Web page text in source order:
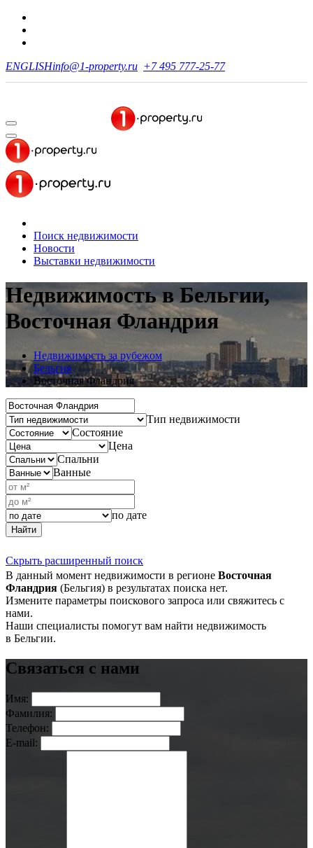
ENGLISHinfo@1-property.ru +7 495 777-25-77
Поиск недвижимости
Новости
Выставки недвижимости
Недвижимость в Бельгии,
Восточная Фландрия
Недвижимость за рубежом
Бельгия
Восточная Фландрия
Тип недвижимости
Состояние
Цена
Спальни
Ванные
по дате
Найти
Скрыть расширенный поиск
В данный момент недвижимости в регионе Восточная
Фландрия (Бельгия) в результатах поиска нет.
Измените параметры поискового запроса или свяжитесь с
нами.
Наши специалисты помогут вам найти недвижимость
в Бельгии.
Связаться с нами
Имя:
Фамилия:
Телефон:
E-mail: